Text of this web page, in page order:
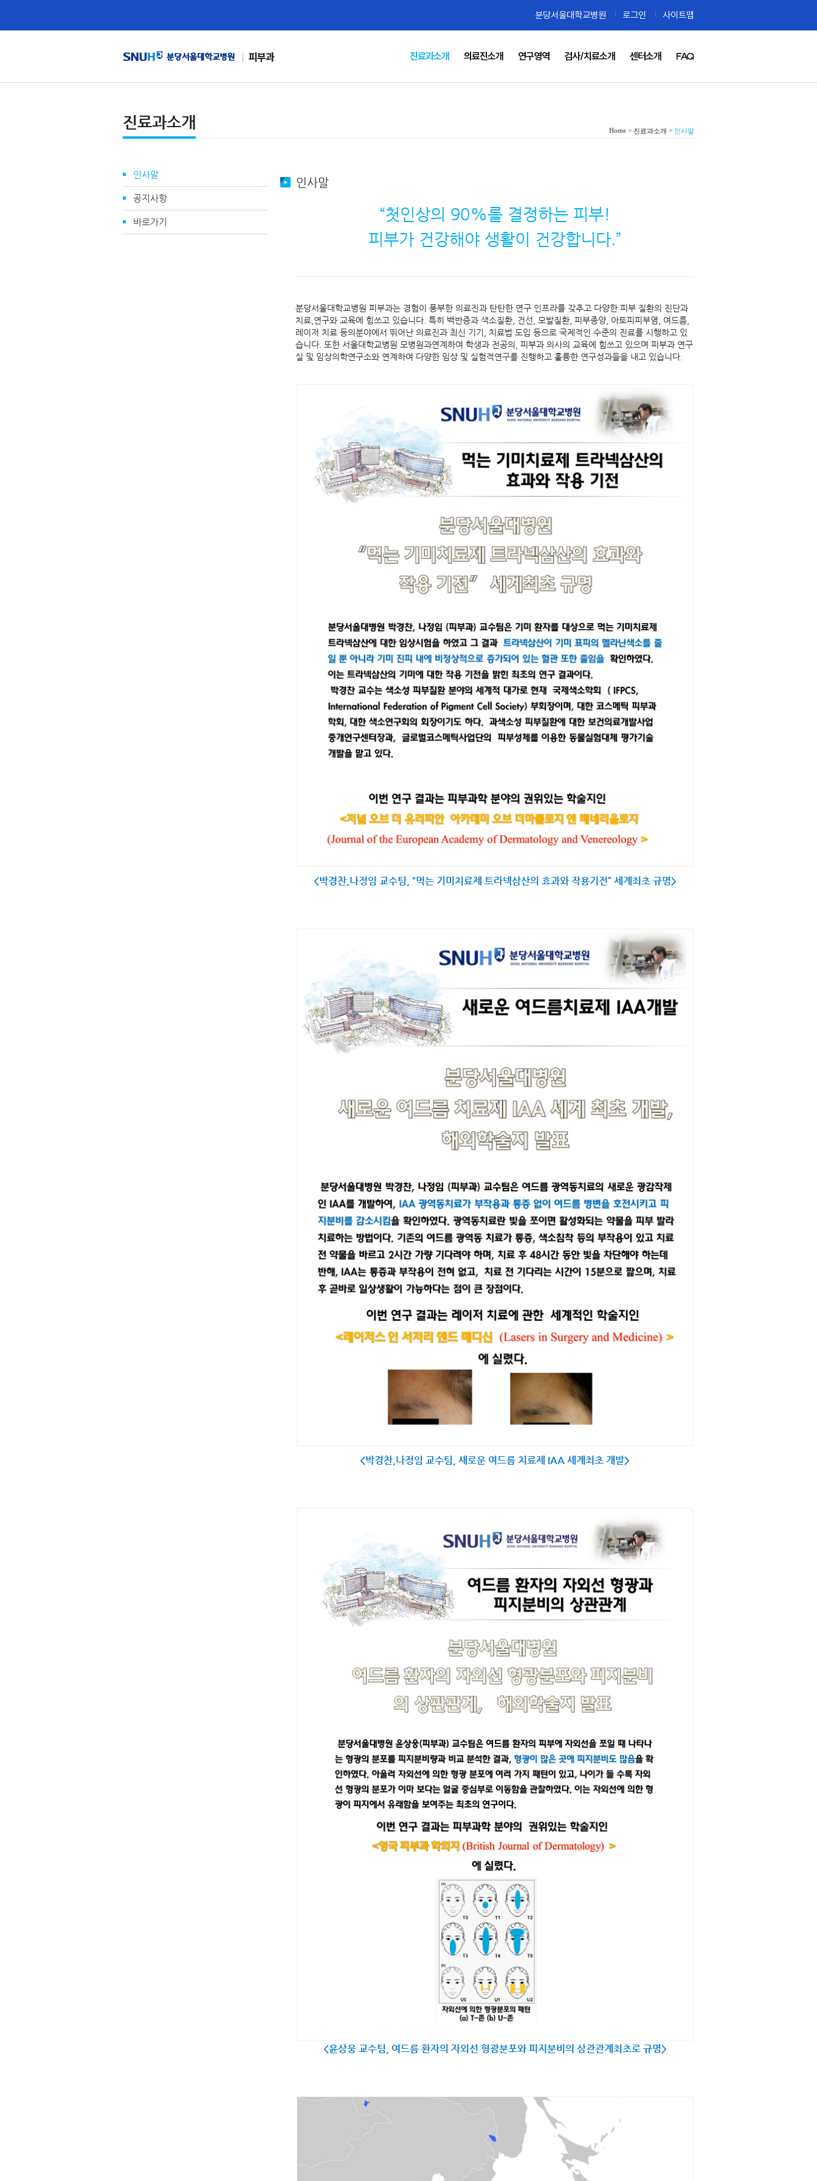
피부과
분당서울대학교병원 로그인 사이트맵
진료과소개 의료진소개 연구영역 검사/치료소개 센터소개 FAQ
진료과소개 Home > 진료과소개 > 인사말
인사말
공지사항
바로가기
인사말
“첫인상의 90%를 결정하는 피부!
피부가 건강해야 생활이 건강합니다.”
분당서울대학교병원 피부과는 경험이 풍부한 의료진과 탄탄한 연구 인프라를 갖추고 다양한 피부 질환의 진단과
치료,연구와 교육에 힘쓰고 있습니다. 특히 백반증과 색소질환, 건선, 모발질환, 피부종양, 아토피피부염, 여드름,
레이저 치료 등의분야에서 뛰어난 의료진과 최신 기기, 치료법 도입 등으로 국제적인 수준의 진료를 시행하고 있
습니다. 또한 서울대학교병원 모병원과연계하여 학생과 전공의, 피부과 의사의 교육에 힘쓰고 있으며 피부과 연구
실 및 임상의학연구소와 연계하여 다양한 임상 및 실험적연구를 진행하고 훌륭한 연구성과들을 내고 있습니다.
<박경찬,나정임 교수팀, “먹는 기미치료제 트라넥삼산의 효과와 작용기전” 세계최초 규명>
<박경찬,나정임 교수팀, 새로운 여드름 치료제 IAA 세계최초 개발>
<윤상웅 교수팀, 여드름 환자의 자외선 형광분포와 피지분비의 상관관계최초로 규명>